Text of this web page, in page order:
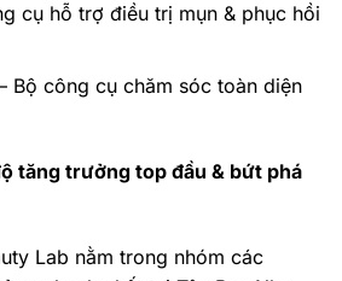
cụ hỗ trợ điều trị mụn & phục hồi
Bộ công cụ chăm sóc toàn diện
tăng trưởng top đầu & bứt phá
Lab nằm trong nhóm các